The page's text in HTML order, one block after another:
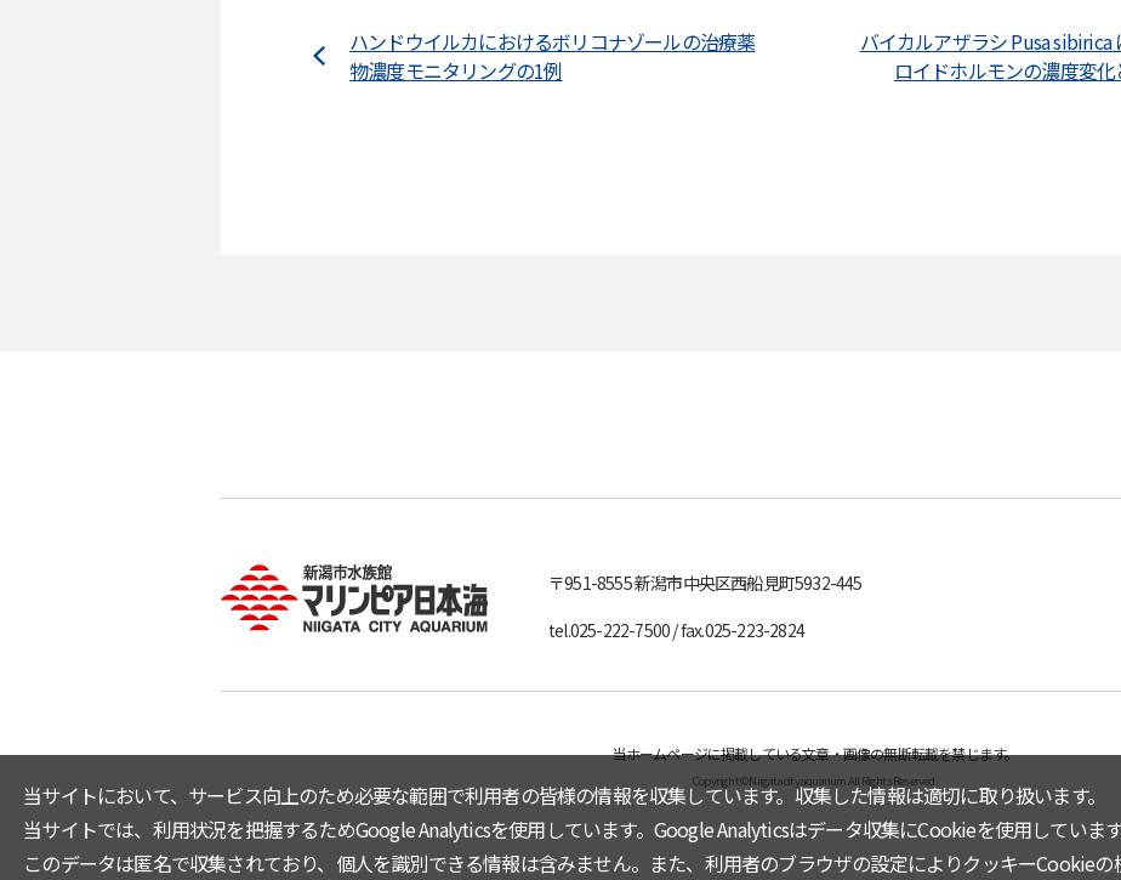
ハンドウイルカにおけるボリコナゾールの治療薬
物濃度モニタリングの1例
バイカルアザラシ Pusa
ロイドホルモンの濃度変
〒951-8555新潟市中央区西船見町5932-445
tel.025-222-7500/ fax.025-223-2824
当ホームページに掲載している文章・画像の無断転載を禁じます。
Copyright © Niigata city aquarium All Rights Reserved.
当サイトにおいて、サービス向上のため必要な範囲で利用者の皆様の情報を収集しています。収集した情報は適切に取り扱います。
当サイトでは、利用状況を把握するためGoogle Analyticsを使用しています。Google Analyticsはデータ収集にCookieを使用しています
このデータは匿名で収集されており、個人を識別できる情報は含みません。また、利用者のブラウザの設定によりクッキーCookieの